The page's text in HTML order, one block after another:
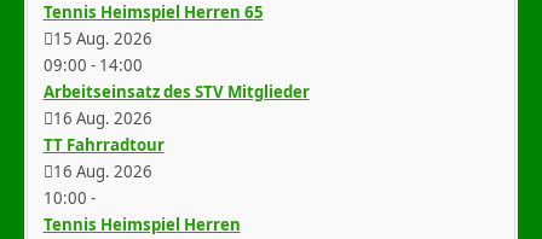
Tennis Heimspiel Herren 65
15 Aug. 2026
09:00 - 14:00
Arbeitseinsatz des STV Mitglieder
16 Aug. 2026
TT Fahrradtour
16 Aug. 2026
10:00 -
Tennis Heimspiel Herren